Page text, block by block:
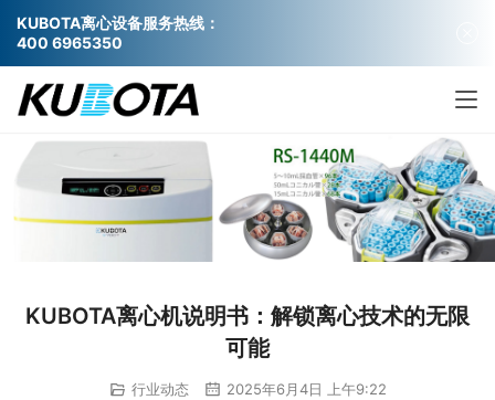
KUBOTA离心机说明书：解锁离心技术的无限
可能
行业动态 2025年6月4日 上午9:22
KUBOTA离心设备服务热线：
400 6965350